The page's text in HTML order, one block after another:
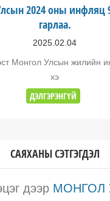
2024 оны инфляц
гарлаа.
2025.02.04
Монгол Улсын жилийн
хэ
ДЭЛГЭРЭНГҮЙ
САЯХАНЫ СЭТГЭГДЭЛ
дээр МОНГОЛ